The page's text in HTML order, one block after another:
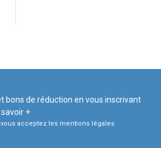
bons de réduction en vous inscrivant
savoir +
vous acceptez les mentions légales